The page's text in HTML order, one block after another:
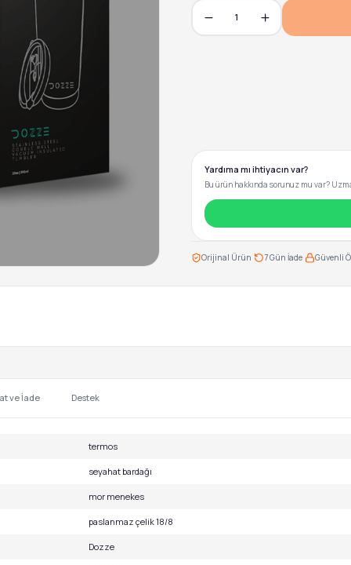
1
Yardıma mı ihtiyacın var?
Bu ürün hakkında sorunuz mu var?
Orijinal Ürün 7 Gün İade Güvenli
ve İade Destek
termos
seyahat bardağı
mor menekes
paslanmaz çelik 18/8
Dozze